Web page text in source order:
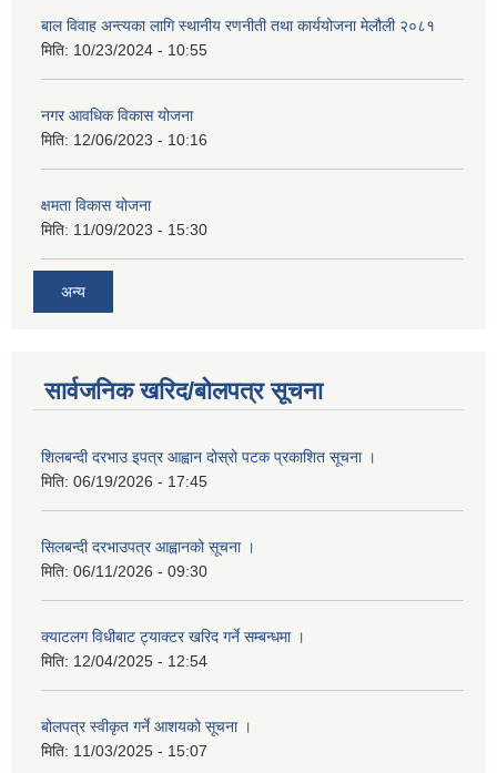
बाल विवाह अन्त्यका लागि स्थानीय रणनीती तथा कार्ययोजना मेलौली २०८१
मिति: 10/23/2024 - 10:55
नगर आवधिक विकास योजना
मिति: 12/06/2023 - 10:16
क्षमता विकास योजना
मिति: 11/09/2023 - 15:30
अन्य
सार्वजनिक खरिद/बोलपत्र सूचना
शिलबन्दी दरभाउ इपत्र आह्वान दोस्रो पटक प्रकाशित सूचना ।
मिति: 06/19/2026 - 17:45
सिलबन्दी दरभाउपत्र आह्वानको सूचना ।
मिति: 06/11/2026 - 09:30
क्याटलग विधीबाट ट्याक्टर खरिद गर्ने सम्बन्धमा ।
मिति: 12/04/2025 - 12:54
बोलपत्र स्वीकृत गर्ने आशयको सूचना ।
मिति: 11/03/2025 - 15:07